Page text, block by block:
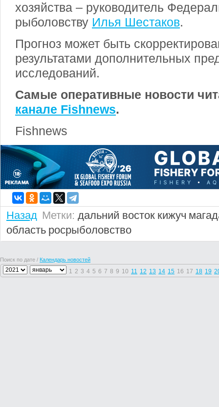
хозяйства – руководитель
рыболовству Илья Шестаков.
Прогноз может быть
результатами дополнительных
исследований.
Самые оперативные новости
канале Fishnews.
Fishnews
Назад Метки: дальний восток кижуч
область росрыболовство
Поиск по дате / Календарь новостей
1 2 3 4 5 6 7 8 9 10 11 12 13 14 15 16 17 18 19